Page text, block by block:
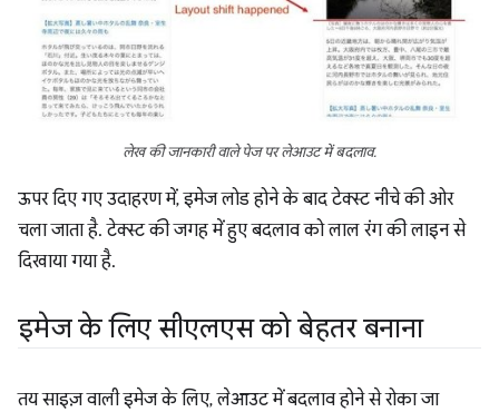
लेख की जानकारी वाले पेज पर लेआउट में बदलाव.
ऊपर दिए गए उदाहरण में, इमेज लोड होने के बाद टेक्स्ट नीचे की ओर
चला जाता है. टेक्स्ट की जगह में हुए बदलाव को लाल रंग की लाइन से
दिखाया गया है.
इमेज के लिए सीएलएस को बेहतर बनाना
तय साइज़ वाली इमेज के लिए, लेआउट में बदलाव होने से रोका जा